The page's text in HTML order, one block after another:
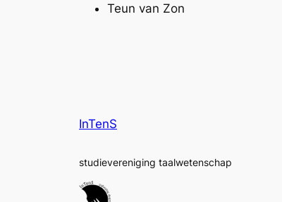
Teun van Zon
InTenS
studievereniging taalwetenschap